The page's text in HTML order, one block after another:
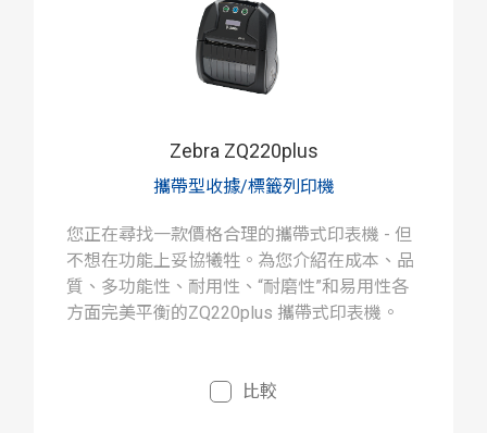
Zebra ZQ220plus
攜帶型收據/標籤列印機
您正在尋找一款價格合理的攜帶式印表機 - 但
不想在功能上妥協犧牲。為您介紹在成本、品
質、多功能性、耐用性、“耐磨性”和易用性各
方面完美平衡的ZQ220plus 攜帶式印表機。
比較